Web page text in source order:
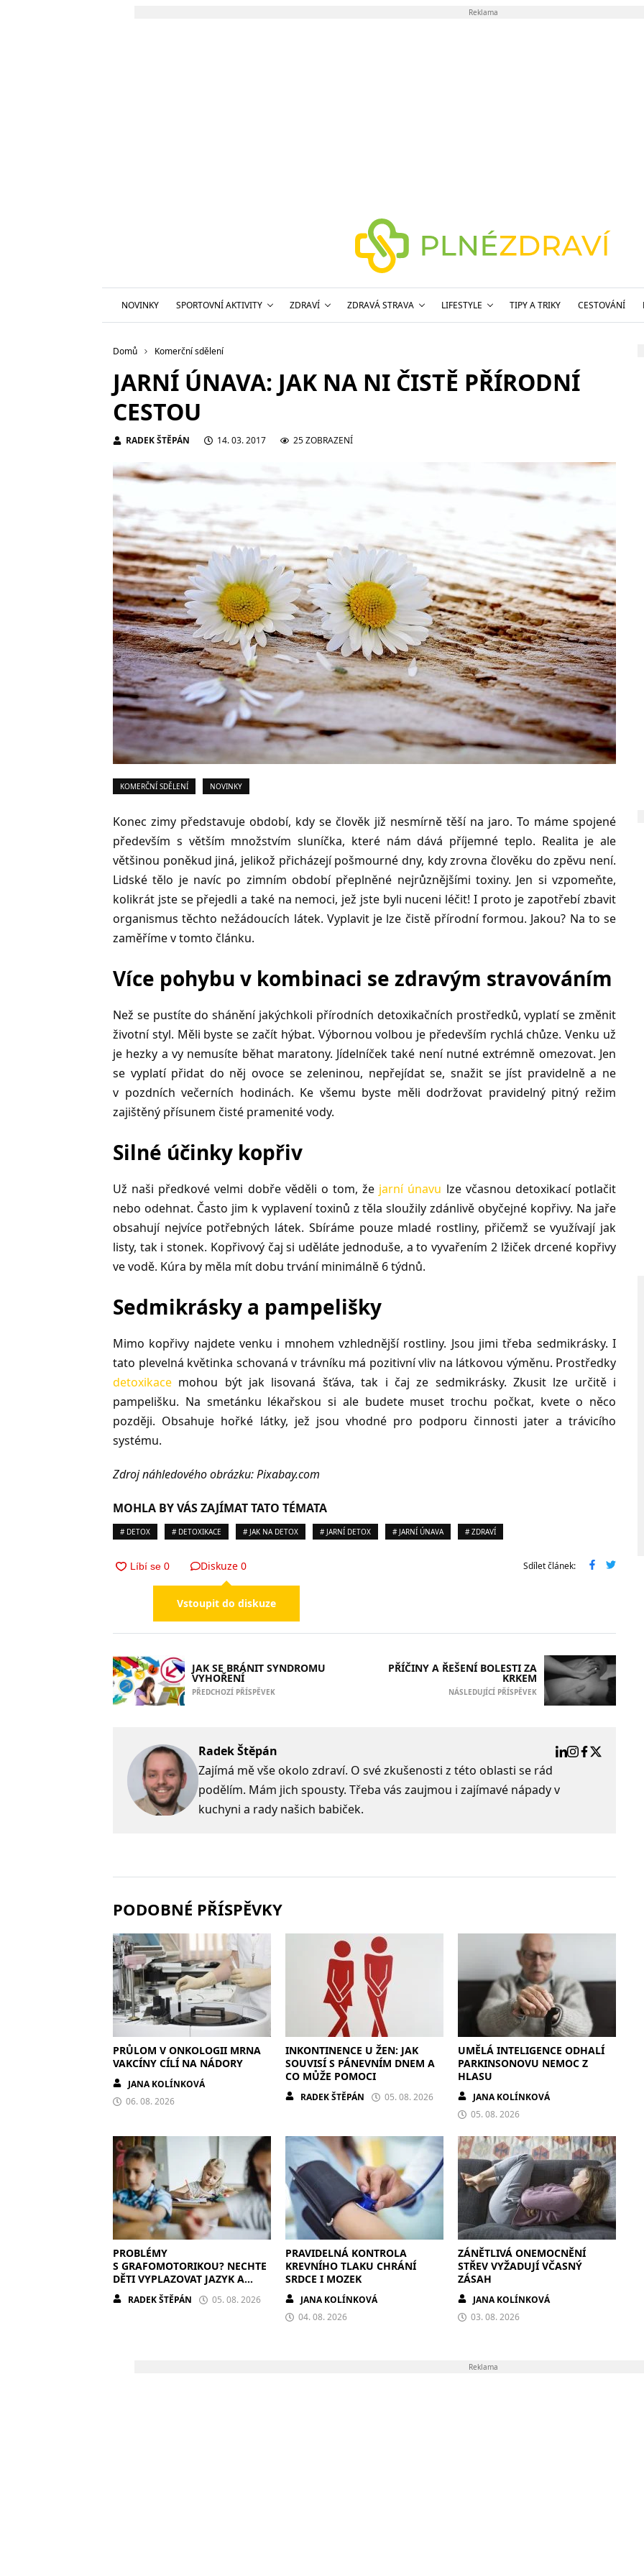
Reklama
NOVINKY SPORTOVNÍ AKTIVITY ZDRAVÍ ZDRAVÁ STRAVA LIFESTYLE TIPY A TRIKY CESTOVÁNÍ
Domů Komerční sdělení
JARNÍ ÚNAVA: JAK NA NI ČISTĚ PŘÍRODNÍ
CESTOU
RADEK ŠTĚPÁN 14. 03. 2017 25 ZOBRAZENÍ
KOMERČNÍ SDĚLENÍ NOVINKY
Konec zimy představuje období, kdy se člověk již nesmírně těší na jaro. To máme spojené
především s větším množstvím sluníčka, které nám dává příjemné teplo. Realita je ale
většinou poněkud jiná, jelikož přicházejí pošmourné dny, kdy zrovna člověku do zpěvu není.
Lidské tělo je navíc po zimním období přeplněné nejrůznějšími toxiny. Jen si vzpomeňte,
kolikrát jste se přejedli a také na nemoci, jež jste byli nuceni léčit! I proto je zapotřebí zbavit
organismus těchto nežádoucích látek. Vyplavit je lze čistě přírodní formou. Jakou? Na to se
zaměříme v tomto článku.
Více pohybu v kombinaci se zdravým stravováním
Než se pustíte do shánění jakýchkoli přírodních detoxikačních prostředků, vyplatí se změnit
životní styl. Měli byste se začít hýbat. Výbornou volbou je především rychlá chůze. Venku už
je hezky a vy nemusíte běhat maratony. Jídelníček také není nutné extrémně omezovat. Jen
se vyplatí přidat do něj ovoce se zeleninou, nepřejídat se, snažit se jíst pravidelně a ne
v pozdních večerních hodinách. Ke všemu byste měli dodržovat pravidelný pitný režim
zajištěný přísunem čisté pramenité vody.
Silné účinky kopřiv
Už naši předkové velmi dobře věděli o tom, že jarní únavu lze včasnou detoxikací potlačit
nebo odehnat. Často jim k vyplavení toxinů z těla sloužily zdánlivě obyčejné kopřivy. Na jaře
obsahují nejvíce potřebných látek. Sbíráme pouze mladé rostliny, přičemž se využívají jak
listy, tak i stonek. Kopřivový čaj si uděláte jednoduše, a to vyvařením 2 lžiček drcené kopřivy
ve vodě. Kúra by měla mít dobu trvání minimálně 6 týdnů.
Sedmikrásky a pampelišky
Mimo kopřivy najdete venku i mnohem vzhlednější rostliny. Jsou jimi třeba sedmikrásky. I
tato plevelná květinka schovaná v trávníku má pozitivní vliv na látkovou výměnu. Prostředky
detoxikace mohou být jak lisovaná šťáva, tak i čaj ze sedmikrásky. Zkusit lze určitě i
pampelišku. Na smetánku lékařskou si ale budete muset trochu počkat, kvete o něco
později. Obsahuje hořké látky, jež jsou vhodné pro podporu činnosti jater a trávicího
systému.
Zdroj náhledového obrázku: Pixabay.com
MOHLA BY VÁS ZAJÍMAT TATO TÉMATA
# DETOX # DETOXIKACE # JAK NA DETOX # JARNÍ DETOX # JARNÍ ÚNAVA # ZDRAVÍ
Diskuze 0
Vstoupit do diskuze
Sdílet článek:
JAK SE BRÁNIT SYNDROMU
VYHOŘENÍ
PŘEDCHOZÍ PŘÍSPĚVEK
PŘÍČINY A ŘEŠENÍ BOLESTI ZA
KRKEM
NÁSLEDUJÍCÍ PŘÍSPĚVEK
Radek Štěpán
Zajímá mě vše okolo zdraví. O své zkušenosti z této oblasti se rád
podělím. Mám jich spousty. Třeba vás zaujmou i zajímavé nápady v
kuchyni a rady našich babiček.
PODOBNÉ PŘÍSPĚVKY
PRŮLOM V ONKOLOGII MRNA
VAKCÍNY CÍLÍ NA NÁDORY
JANA KOLÍNKOVÁ
06. 08. 2026
INKONTINENCE U ŽEN: JAK
SOUVISÍ S PÁNEVNÍM DNEM A
CO MŮŽE POMOCI
RADEK ŠTĚPÁN 05. 08. 2026
UMĚLÁ INTELIGENCE ODHALÍ
PARKINSONOVU NEMOC Z
HLASU
JANA KOLÍNKOVÁ
05. 08. 2026
PROBLÉMY
S GRAFOMOTORIKOU? NECHTE
DĚTI VYPLAZOVAT JAZYK A
MALOVAT PO ZDECH
RADEK ŠTĚPÁN 05. 08. 2026
PRAVIDELNÁ KONTROLA
KREVNÍHO TLAKU CHRÁNÍ
SRDCE I MOZEK
JANA KOLÍNKOVÁ
04. 08. 2026
ZÁNĚTLIVÁ ONEMOCNĚNÍ
STŘEV VYŽADUJÍ VČASNÝ
ZÁSAH
JANA KOLÍNKOVÁ
03. 08. 2026
Reklama